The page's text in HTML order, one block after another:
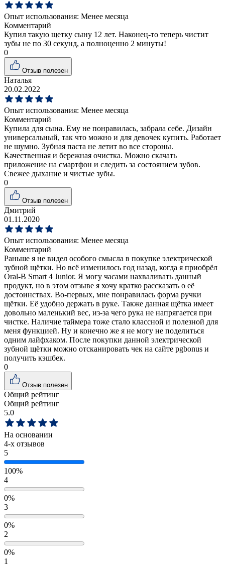
Опыт использования: Менее месяца
Комментарий
Купил такую щетку сыну 12 лет. Наконец-то теперь чистит
зубы не по 30 секунд, а полноценно 2 минуты!
0
Отзыв полезен
Наталья
20.02.2022
Опыт использования: Менее месяца
Комментарий
Купила для сына. Ему не понравилась, забрала себе. Дизайн
универсальный, так что можно и для девочек купить. Работает
не шумно. Зубная паста не летит во все стороны.
Качественная и бережная очистка. Можно скачать
приложение на смартфон и следить за состоянием зубов.
Свежее дыхание и чистые зубы.
0
Отзыв полезен
Дмитрий
01.11.2020
Опыт использования: Менее месяца
Комментарий
Раньше я не видел особого смысла в покупке электрической
зубной щётки. Но всё изменилось год назад, когда я приобрёл
Oral-B Smart 4 Junior. Я могу часами нахваливать данный
продукт, но в этом отзыве я хочу кратко рассказать о её
достоинствах. Во-первых, мне понравилась форма ручки
щётки. Её удобно держать в руке. Также данная щётка имеет
довольно маленький вес, из-за чего рука не напрягается при
чистке. Наличие таймера тоже стало классной и полезной для
меня функцией. Ну и конечно же я не могу не поделиться
одним лайфхаком. После покупки данной электрической
зубной щётки можно отсканировать чек на сайте pgbonus и
получить кэшбек.
0
Отзыв полезен
Общий рейтинг
Общий рейтинг
5.0
На основании
4-х отзывов
5
100%
4
0%
3
0%
2
0%
1